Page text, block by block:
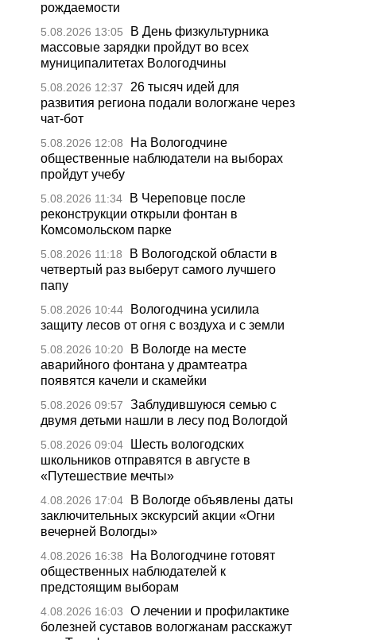
рождаемости
5.08.2026 13:05
В День физкультурника
массовые зарядки пройдут во всех
муниципалитетах Вологодчины
5.08.2026 12:37
26 тысяч идей для
развития региона подали вологжане через
чат-бот
5.08.2026 12:08
На Вологодчине
общественные наблюдатели на выборах
пройдут учебу
5.08.2026 11:34
В Череповце после
реконструкции открыли фонтан в
Комсомольском парке
5.08.2026 11:18
В Вологодской области в
четвертый раз выберут самого лучшего
папу
5.08.2026 10:44
Вологодчина усилила
защиту лесов от огня с воздуха и с земли
5.08.2026 10:20
В Вологде на месте
аварийного фонтана у драмтеатра
появятся качели и скамейки
5.08.2026 09:57
Заблудившуюся семью с
двумя детьми нашли в лесу под Вологдой
5.08.2026 09:04
Шесть вологодских
школьников отправятся в августе в
«Путешествие мечты»
4.08.2026 17:04
В Вологде объявлены даты
заключительных экскурсий акции «Огни
вечерней Вологды»
4.08.2026 16:38
На Вологодчине готовят
общественных наблюдателей к
предстоящим выборам
4.08.2026 16:03
О лечении и профилактике
болезней суставов вологжанам расскажут